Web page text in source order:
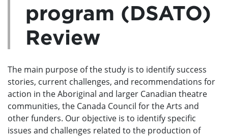
program (DSATO)
Review
The main purpose of the study is to identify success
stories, current challenges, and recommendations for
action in the Aboriginal and larger Canadian theatre
communities, the Canada Council for the Arts and
other funders. Our objective is to identify specific
issues and challenges related to the production of